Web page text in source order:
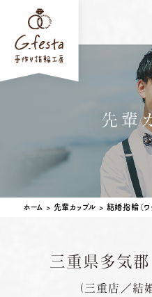
制作
結婚指輪
ベビーリング
先輩
ホーム > 先輩カップル > 結婚指輪（ワ
三重県多気
（三重店／結
岐阜本店
※祝日
名古屋店